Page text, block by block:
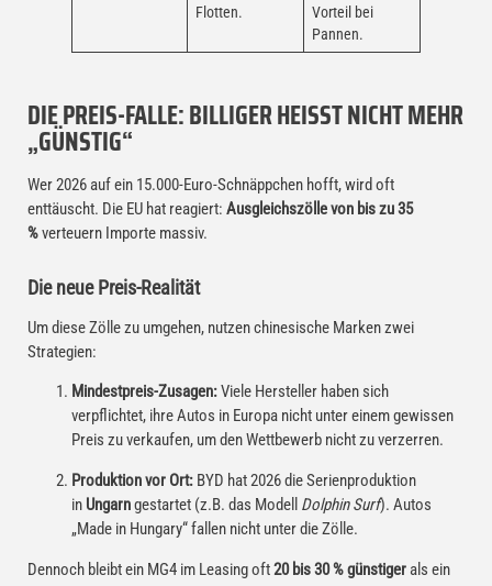
Flotten.
Vorteil bei
Pannen.
DIE PREIS-FALLE: BILLIGER HEISST NICHT MEHR „
GÜNSTIG“
Wer 2026 auf ein 15.000-Euro-Schnäppchen hofft, wird oft
enttäuscht. Die EU hat reagiert: Ausgleichszölle von bis zu 35
%verteuern Importe massiv.
Die neue Preis-Realität
Um diese Zölle zu umgehen, nutzen chinesische Marken zwei
Strategien:
Mindestpreis-Zusagen:Viele Hersteller haben sich
verpflichtet, ihre Autos in Europa nicht unter einem gewissen
Preis zu verkaufen, um den Wettbewerb nicht zu verzerren.
Produktion vor Ort: BYD hat 2026 die Serienproduktion
in Ungarngestartet (z.B. das Modell Dolphin Surf). Autos
„Made in Hungary“ fallen nicht unter die Zölle.
Dennoch bleibt ein MG4 im Leasing oft20 bis 30 % günstiger als ein